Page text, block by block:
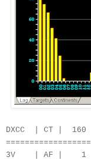
DXCC | CT | 160
==================
3V | AF | 1